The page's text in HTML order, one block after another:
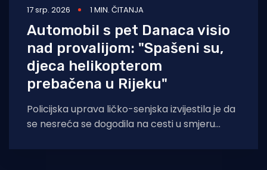
17 srp. 2026 1 MIN. ČITANJA
Automobil s pet Danaca visio
nad provalijom: "Spašeni su,
djeca helikopterom
prebačena u Rijeku"
Policijska uprava ličko-senjska izvijestila je da
se nesreća se dogodila na cesti u smjeru